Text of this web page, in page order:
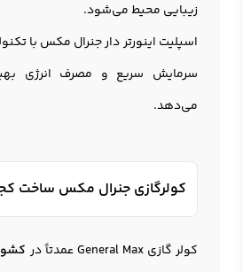
زیبایی محیط می‌شود.
اسپلیت اینورتر دار جنرال مکس با
سرمایش سریع و مصرف انرژی
می‌دهد.
کولرگازی جنرال مکس ساخت
کولر گازی General Max عمدتاً در